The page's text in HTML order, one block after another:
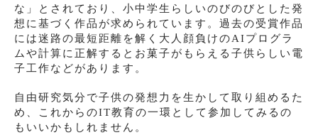
な」とされており、小中学生らしいのびのびとした発
想に基づく作品が求められています。過去の受賞作品
には迷路の最短距離を解く大人顔負けのAIプログラ
ムや計算に正解するとお菓子がもらえる子供らしい電
子工作などがあります。
自由研究気分で子供の発想力を生かして取り組めるた
め、これからのIT教育の一環として参加してみるの
もいいかもしれません。